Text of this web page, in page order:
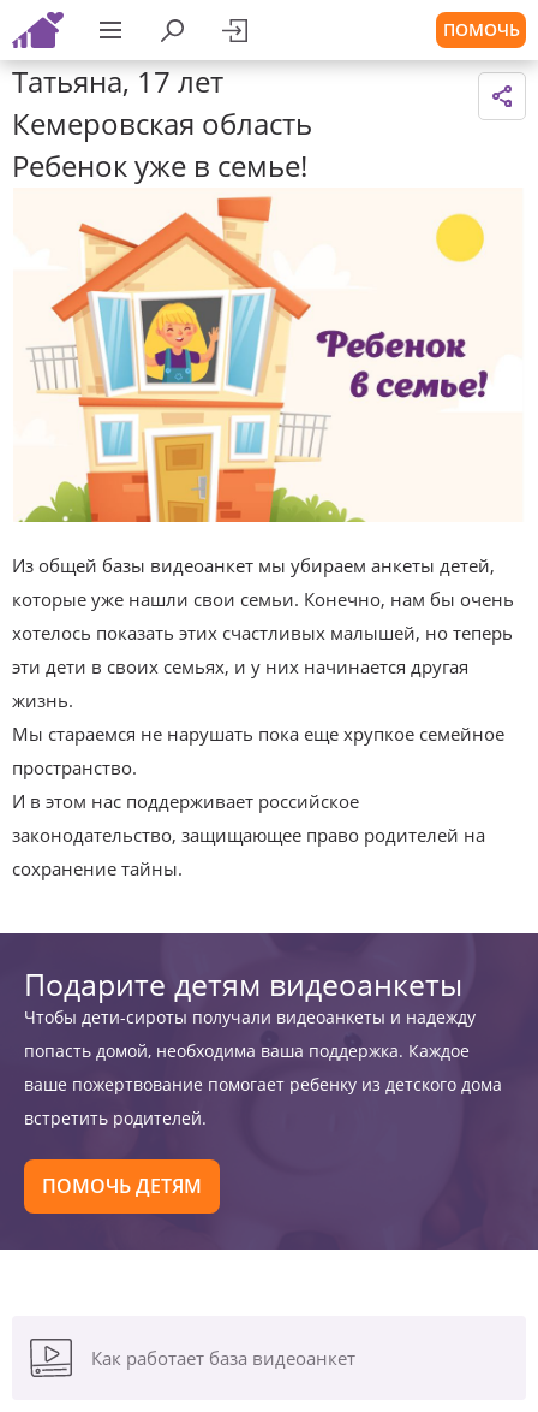
ПОМОЧЬ
Татьяна, 17 лет
Кемеровская область
Ребенок уже в семье!
Из общей базы видеоанкет мы убираем анкеты детей,
которые уже нашли свои семьи. Конечно, нам бы очень
хотелось показать этих счастливых малышей, но теперь
эти дети в своих семьях, и у них начинается другая
жизнь.
Мы стараемся не нарушать пока еще хрупкое семейное
пространство.
И в этом нас поддерживает российское
законодательство, защищающее право родителей на
сохранение тайны.
Подарите детям видеоанкеты
Чтобы дети-сироты получали видеоанкеты и надежду
попасть домой, необходима ваша поддержка. Каждое
ваше пожертвование помогает ребенку из детского дома
встретить родителей.
ПОМОЧЬ ДЕТЯМ
Как работает база видеоанкет